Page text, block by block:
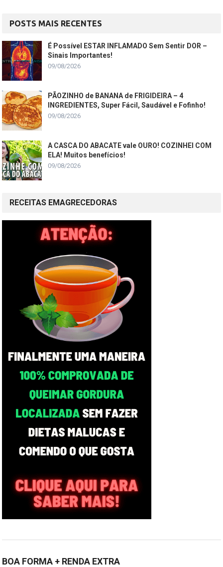
POSTS MAIS RECENTES
É Possível ESTAR INFLAMADO Sem Sentir DOR –
Sinais Importantes!
09/08/2026
PÃOZINHO de BANANA de FRIGIDEIRA – 4
INGREDIENTES, Super Fácil, Saudável e Fofinho!
09/08/2026
A CASCA DO ABACATE vale OURO! COZINHEI COM
ELA! Muitos benefícios!
09/08/2026
RECEITAS EMAGRECEDORAS
BOA FORMA + RENDA EXTRA